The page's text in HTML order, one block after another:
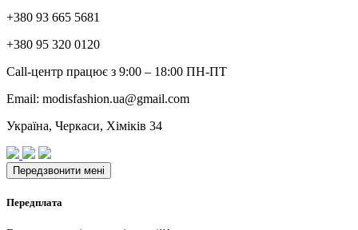
+380 93 665 5681
+380 95 320 0120
Call-центр працює з 9:00 – 18:00 ПН-ПТ
Email: modisfashion.ua@gmail.com
Україна, Черкаси, Хіміків 34
Передплата